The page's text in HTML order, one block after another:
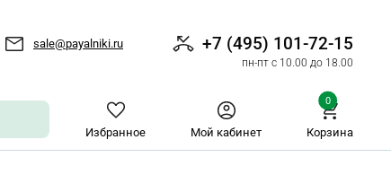
sale@payalniki.ru +7 (495) 101-72-15
пн-пт с 10.00 до 18.00
Избранное
Мой кабинет Корзина
0